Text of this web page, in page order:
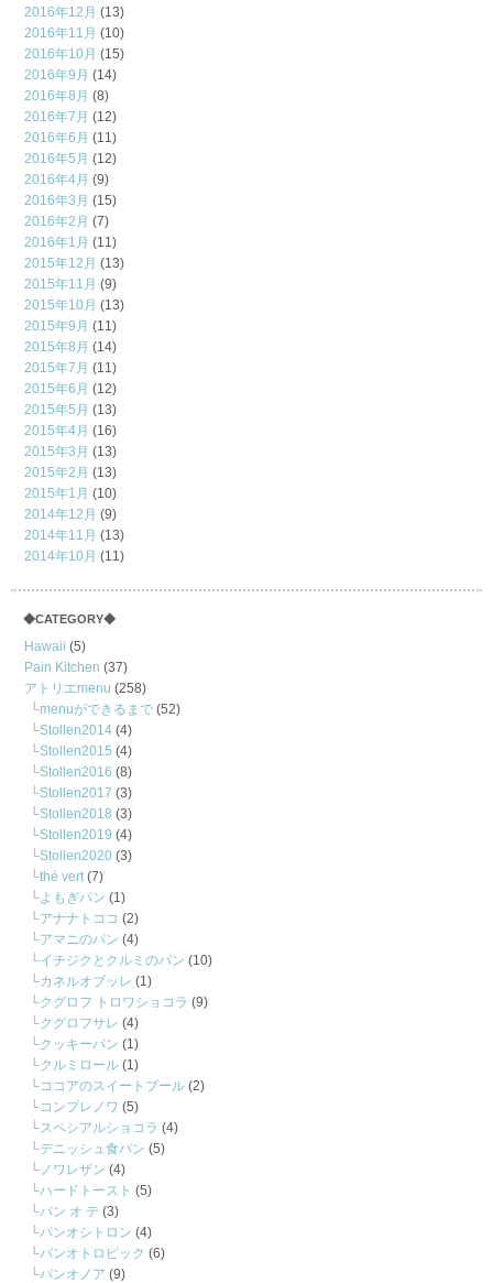
2016年12月 (13)
2016年11月 (10)
2016年10月 (15)
2016年9月 (14)
2016年8月 (8)
2016年7月 (12)
2016年6月 (11)
2016年5月 (12)
2016年4月 (9)
2016年3月 (15)
2016年2月 (7)
2016年1月 (11)
2015年12月 (13)
2015年11月 (9)
2015年10月 (13)
2015年9月 (11)
2015年8月 (14)
2015年7月 (11)
2015年6月 (12)
2015年5月 (13)
2015年4月 (16)
2015年3月 (13)
2015年2月 (13)
2015年1月 (10)
2014年12月 (9)
2014年11月 (13)
2014年10月 (11)
◆CATEGORY◆
Hawaii (5)
Pain Kitchen (37)
アトリエmenu (258)
menuができるまで (52)
Stollen2014 (4)
Stollen2015 (4)
Stollen2016 (8)
Stollen2017 (3)
Stollen2018 (3)
Stollen2019 (4)
Stollen2020 (3)
thé vert(7)
よもぎパン (1)
アナナトココ (2)
アマニのパン (4)
イチジクとクルミのパン (10)
カネルオブッレ (1)
クグロフ トロワショコラ (9)
クグロフサレ (4)
クッキーパン (1)
クルミロール (1)
ココアのスイートブール (2)
コンプレノワ (5)
スペシアルショコラ (4)
デニッシュ食パン (5)
ノワレザン (4)
ハードトースト (5)
パン オ テ (3)
パンオシトロン (4)
パンオトロピック (6)
パンオノア (9)